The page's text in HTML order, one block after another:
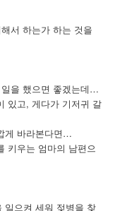
서 하는가 하는 것을
을 했으면 좋겠는데…
있고, 게다가 기저귀 갈
게 바라본다면…
키우는 엄마의 남편으
으켜 세워 젖병을 찾